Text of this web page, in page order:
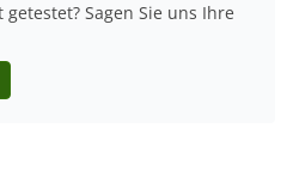
Sagen Sie uns Ihre